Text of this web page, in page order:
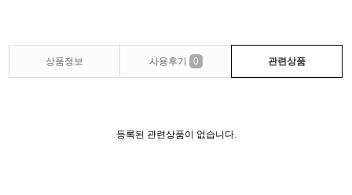
상품정보 사용후기 0 관련상품
등록된 관련상품이 없습니다.